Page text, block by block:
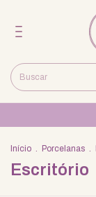
Início . Porcelanas .
Escritório